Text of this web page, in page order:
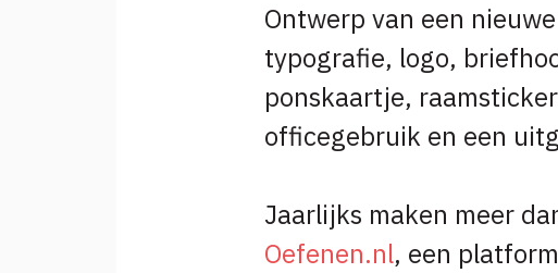
Ontwerp van een
typografie, logo,
ponskaartje,
officegebruik en een
Jaarlijks maken meer
Oefenen.nl, een